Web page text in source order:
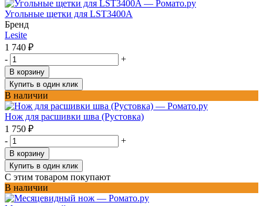
Угольные щетки для LST3400A
Бренд
Lesite
1 740 ₽
-
+
В корзину
Купить в один клик
В наличии
Нож для расшивки шва (Рустовка)
1 750 ₽
-
+
В корзину
Купить в один клик
С этим товаром покупают
В наличии